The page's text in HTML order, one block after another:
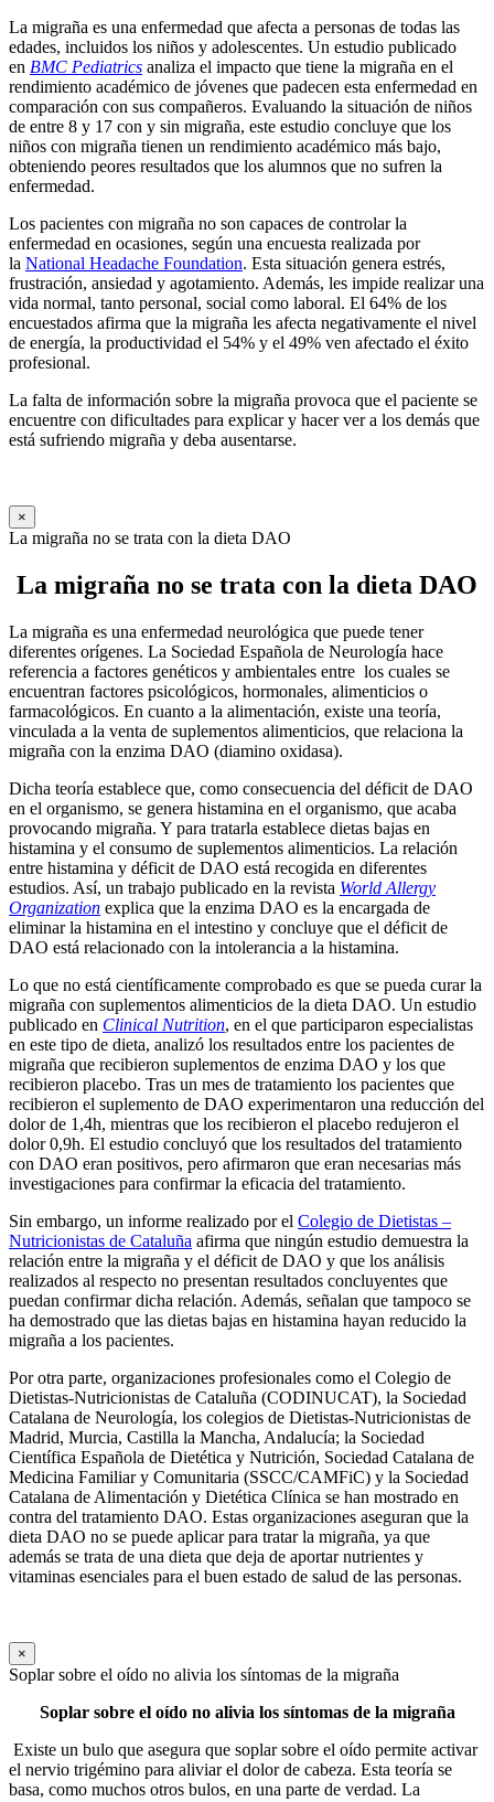
La migraña es una enfermedad que afecta a personas de todas las
edades, incluidos los niños y adolescentes. Un estudio publicado
en BMC Pediatrics analiza el impacto que tiene la migraña en el
rendimiento académico de jóvenes que padecen esta enfermedad en
comparación con sus compañeros. Evaluando la situación de niños
de entre 8 y 17 con y sin migraña, este estudio concluye que los
niños con migraña tienen un rendimiento académico más bajo,
obteniendo peores resultados que los alumnos que no sufren la
enfermedad.
Los pacientes con migraña no son capaces de controlar la
enfermedad en ocasiones, según una encuesta realizada por
la National Headache Foundation. Esta situación genera estrés,
frustración, ansiedad y agotamiento. Además, les impide realizar una
vida normal, tanto personal, social como laboral. El 64% de los
encuestados afirma que la migraña les afecta negativamente el nivel
de energía, la productividad el 54% y el 49% ven afectado el éxito
profesional.
La falta de información sobre la migraña provoca que el paciente se
encuentre con dificultades para explicar y hacer ver a los demás que
está sufriendo migraña y deba ausentarse.
×
La migraña no se trata con la dieta DAO
La migraña no se trata con la dieta DAO
La migraña es una enfermedad neurológica que puede tener
diferentes orígenes. La Sociedad Española de Neurología hace
referencia a factores genéticos y ambientales entre los cuales se
encuentran factores psicológicos, hormonales, alimenticios o
farmacológicos. En cuanto a la alimentación, existe una teoría,
vinculada a la venta de suplementos alimenticios, que relaciona la
migraña con la enzima DAO (diamino oxidasa).
Dicha teoría establece que, como consecuencia del déficit de DAO
en el organismo, se genera histamina en el organismo, que acaba
provocando migraña. Y para tratarla establece dietas bajas en
histamina y el consumo de suplementos alimenticios. La relación
entre histamina y déficit de DAO está recogida en diferentes
estudios. Así, un trabajo publicado en la revista World Allergy
Organization explica que la enzima DAO es la encargada de
eliminar la histamina en el intestino y concluye que el déficit de
DAO está relacionado con la intolerancia a la histamina.
Lo que no está científicamente comprobado es que se pueda curar la
migraña con suplementos alimenticios de la dieta DAO. Un estudio
publicado en Clinical Nutrition, en el que participaron especialistas
en este tipo de dieta, analizó los resultados entre los pacientes de
migraña que recibieron suplementos de enzima DAO y los que
recibieron placebo. Tras un mes de tratamiento los pacientes que
recibieron el suplemento de DAO experimentaron una reducción del
dolor de 1,4h, mientras que los recibieron el placebo redujeron el
dolor 0,9h. El estudio concluyó que los resultados del tratamiento
con DAO eran positivos, pero afirmaron que eran necesarias más
investigaciones para confirmar la eficacia del tratamiento.
Sin embargo, un informe realizado por el Colegio de Dietistas –
Nutricionistas de Cataluña afirma que ningún estudio demuestra la
relación entre la migraña y el déficit de DAO y que los análisis
realizados al respecto no presentan resultados concluyentes que
puedan confirmar dicha relación. Además, señalan que tampoco se
ha demostrado que las dietas bajas en histamina hayan reducido la
migraña a los pacientes.
Por otra parte, organizaciones profesionales como el Colegio de
Dietistas-Nutricionistas de Cataluña (CODINUCAT), la Sociedad
Catalana de Neurología, los colegios de Dietistas-Nutricionistas de
Madrid, Murcia, Castilla la Mancha, Andalucía; la Sociedad
Científica Española de Dietética y Nutrición, Sociedad Catalana de
Medicina Familiar y Comunitaria (SSCC/CAMFiC) y la Sociedad
Catalana de Alimentación y Dietética Clínica se han mostrado en
contra del tratamiento DAO. Estas organizaciones aseguran que la
dieta DAO no se puede aplicar para tratar la migraña, ya que
además se trata de una dieta que deja de aportar nutrientes y
vitaminas esenciales para el buen estado de salud de las personas.
×
Soplar sobre el oído no alivia los síntomas de la migraña
Soplar sobre el oído no alivia los síntomas de la migraña
Existe un bulo que asegura que soplar sobre el oído permite activar
el nervio trigémino para aliviar el dolor de cabeza. Esta teoría se
basa, como muchos otros bulos, en una parte de verdad. La